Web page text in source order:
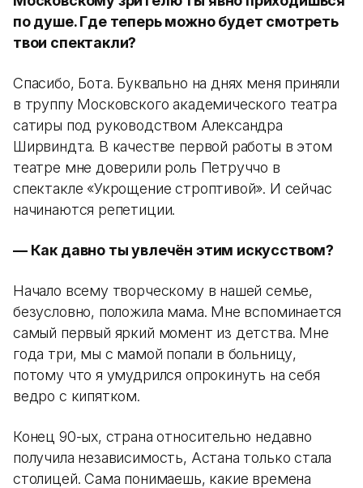
по душе. Где теперь можно будет смотреть
твои спектакли?
Спасибо, Бота. Буквально на днях меня приняли
в труппу Московского академического театра
сатиры под руководством Александра
Ширвиндта. В качестве первой работы в этом
театре мне доверили роль Петруччо в
спектакле «Укрощение строптивой». И сейчас
начинаются репетиции.
— Как давно ты увлечён этим искусством?
Начало всему творческому в нашей семье,
безусловно, положила мама. Мне вспоминается
самый первый яркий момент из детства. Мне
года три, мы с мамой попали в больницу,
потому что я умудрился опрокинуть на себя
ведро с кипятком.
Конец 90-ых, страна относительно недавно
получила независимость, Астана только стала
столицей. Сама понимаешь, какие времена